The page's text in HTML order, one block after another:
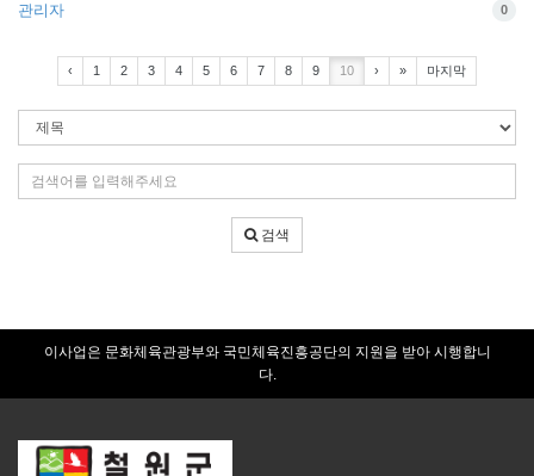
관리자 0
‹ 1 2 3 4 5 6 7 8 9 10 › » 마지막
색
조
색
어
입
검색
이사업은 문화체육관광부와 국민체육진흥공단의 지원을 받아 시행합니
다.